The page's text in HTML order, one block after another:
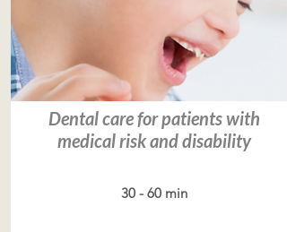
Dental care for patients with
medical risk and disability
30 - 60 min